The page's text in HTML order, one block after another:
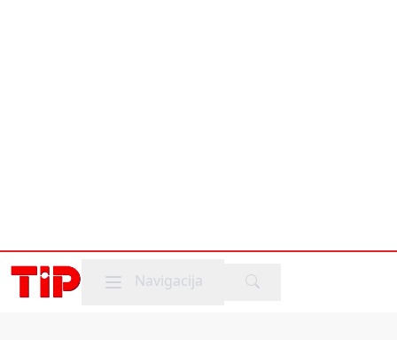
Mobile menu
Navigacija